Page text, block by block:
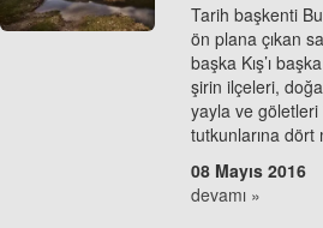
Tarih başkenti
ön plana çıkan
başka Kış’ı
şirin ilçeleri,
yayla ve göletleri
tutkunlarına
08 Mayıs 2016
devamı »